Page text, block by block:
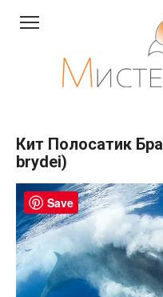
Кит Полосатик
brydei)
Save